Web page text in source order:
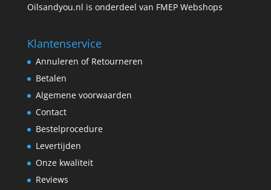
Oilsandyou.nl is onderdeel van FMEP Webshops
Klantenservice
Annuleren of Retourneren
Betalen
Algemene voorwaarden
Contact
Bestelprocedure
Levertijden
Onze kwaliteit
Reviews